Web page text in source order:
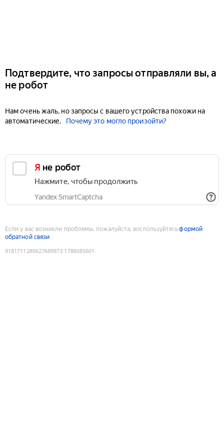
Подтвердите, что запросы отправляли вы, а
не робот
Нам очень жаль, но запросы с вашего устройства похожи на
автоматические.
Почему это могло произойти?
Я не робот
Нажмите, чтобы продолжить
Yandex SmartCaptcha
Если у вас возникли проблемы, пожалуйста, воспользуйтесьформой
обратной связи
9181711280627689973:1786085601